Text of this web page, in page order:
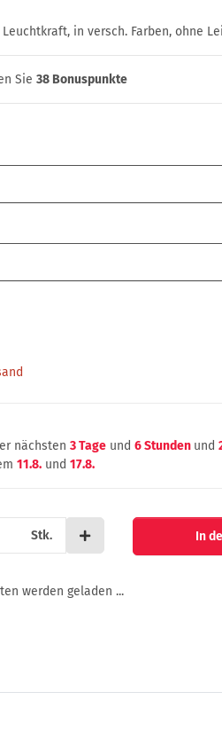
in versch. Farben, ohne
Sie 38 Bonuspunkte
nächsten 3 Tage und 6 Stunden und
11.8. und 17.8.
Stk. In
werden geladen ...